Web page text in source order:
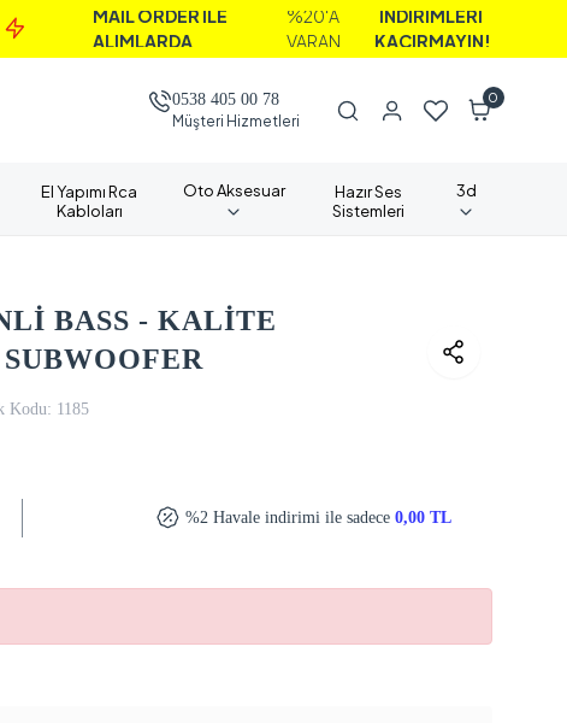
MAİL ORDER İLE
ALIMLARDA
%20'A
İNDİRİMLERİ
KAÇIRMAYIN!
0538 405 00 78
Müşteri Hizmetleri
0
El Yapımı Rca
Kabloları
Oto Aksesuar
Hazır Ses
Sistemleri
3d
BASS - KALİTE
Kodu: 1185
%2 Havale indirimi ile sadece0,00 TL